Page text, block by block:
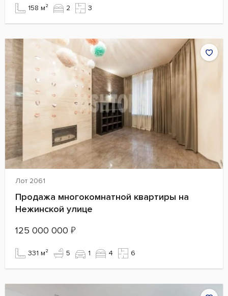
158 м² 2 3
Лот 2061
Продажа многокомнатной квартиры на
Нежинской улице
125 000 000 ₽
331 м² 5 1 4 6